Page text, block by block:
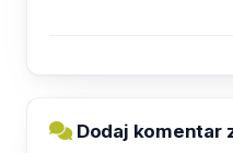
Dodaj komentar